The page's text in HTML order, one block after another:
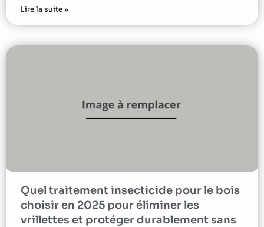
Lire la suite »
Quel traitement insecticide pour le bois
choisir en 2025 pour éliminer les
vrillettes et protéger durablement sans